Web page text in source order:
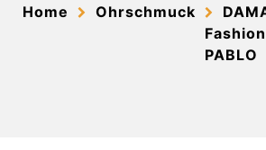
Home Ohrschmuck
PABLO